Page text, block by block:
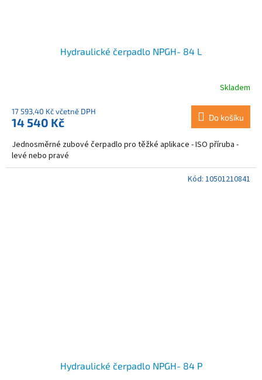
Hydraulické čerpadlo NPGH- 84 L
Skladem
17 593,40 Kč včetně DPH
14 540 Kč Do košíku
Jednosměrné zubové čerpadlo pro těžké aplikace - ISO příruba -
levé nebo pravé
Hydraulické čerpadlo NPGH- 84 P
Kód: 10501210841